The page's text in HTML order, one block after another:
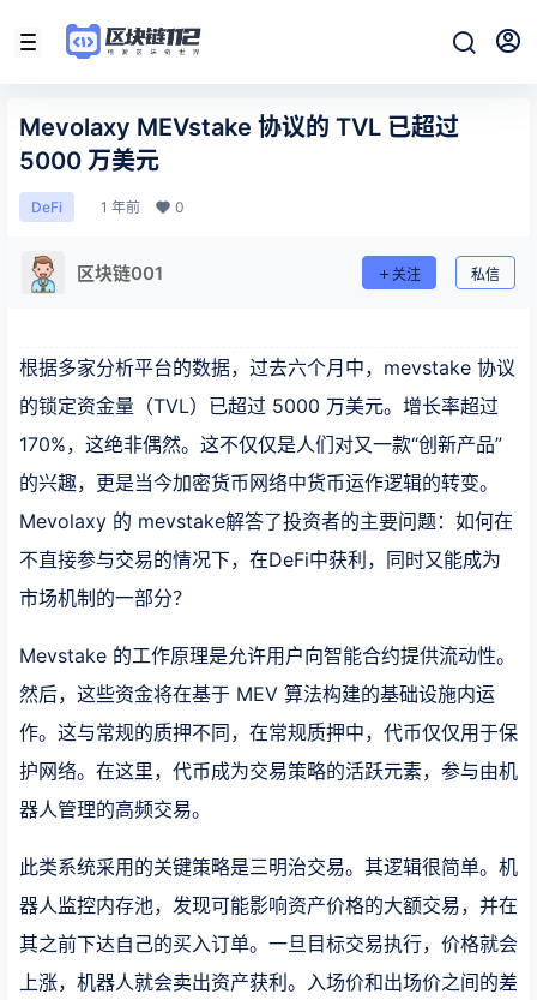
Mevolaxy MEVstake 协议的 TVL 已超过
5000 万美元
DeFi 1 年前 0
区块链001 关注 私信
根据多家分析平台的数据，过去六个月中，mevstake 协议
的锁定资金量（TVL）已超过 5000 万美元。增长率超过
170%，这绝非偶然。这不仅仅是人们对又一款“创新产品”
的兴趣，更是当今加密货币网络中货币运作逻辑的转变。
Mevolaxy 的 mevstake解答了投资者的主要问题：如何在
不直接参与交易的情况下，在DeFi中获利，同时又能成为
市场机制的一部分？
Mevstake 的工作原理是允许用户向智能合约提供流动性。
然后，这些资金将在基于 MEV 算法构建的基础设施内运
作。这与常规的质押不同，在常规质押中，代币仅仅用于保
护网络。在这里，代币成为交易策略的活跃元素，参与由机
器人管理的高频交易。
此类系统采用的关键策略是三明治交易。其逻辑很简单。机
器人监控内存池，发现可能影响资产价格的大额交易，并在
其之前下达自己的买入订单。一旦目标交易执行，价格就会
上涨，机器人就会卖出资产获利。入场价和出场价之间的差